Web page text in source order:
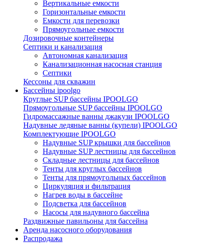
Вертикальные емкости
Горизонтальные емкости
Емкости для перевозки
Прямоугольные емкости
Дозировочные контейнеры
Септики и канализация
Автономная канализация
Канализационная насосная станция
Септики
Кессоны для скважин
Бассейны ipoolgo
Круглые SUP бассейны IPOOLGO
Прямоугольные SUP бассейны IPOOLGO
Гидромассажные ванны джакузи IPOOLGO
Надувные ледяные ванны (купели) IPOOLGO
Комплектующие IPOOLGO
Надувные SUP крышки для бассейнов
Надувные SUP лестницы для бассейнов
Складные лестницы для бассейнов
Тенты для круглых бассейнов
Тенты для прямоугольных бассейнов
Циркуляция и фильтрация
Нагрев воды в бассейне
Подсветка для бассейнов
Насосы для надувного бассейна
Раздвижные павильоны для бассейна
Аренда насосного оборудования
Распродажа